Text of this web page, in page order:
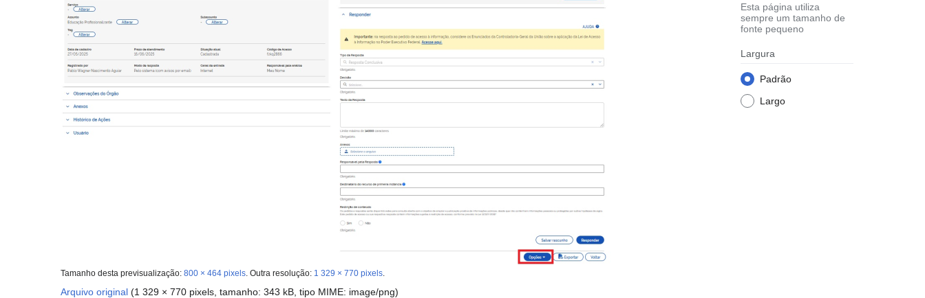
Esta página utiliza
sempre um tamanho de
fonte pequeno
Largura
Padrão
Largo
Tamanho desta previsualização: 800 × 464 pixels Outra resolução: 1 329 × 770 pixels
Arquivo original (1 329 × 770 pixels, tamanho: 343 kB, tipo MIME: image/png)